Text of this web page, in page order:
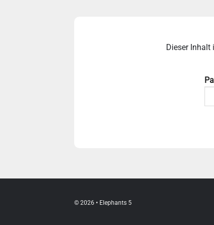
Dieser Inhalt
© 2026 • Elephants 5